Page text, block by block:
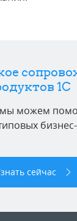
1C
мы можем
сейчас